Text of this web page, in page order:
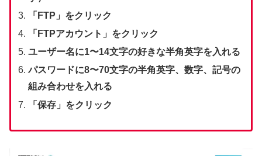
「FTP」をクリック
「FTPアカウント」をクリック
ユーザー名に1〜14文字の好きな半角英字を入れる
パスワードに8〜70文字の半角英字、数字、記号の
組み合わせを入れる
「保存」をクリック